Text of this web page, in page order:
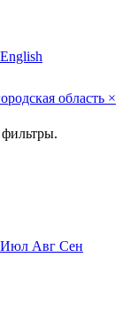
English
область ×
Июл Авг Сен